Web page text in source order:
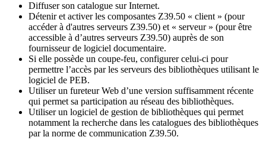
Diffuser son catalogue sur Internet.
Détenir et activer les composantes Z39.50 « client » (pour
accéder à d'autres serveurs Z39.50) et « serveur » (pour être
accessible à d’autres serveurs Z39.50) auprès de son
fournisseur de logiciel documentaire.
Si elle possède un coupe-feu, configurer celui-ci pour
permettre l’accès par les serveurs des bibliothèques utilisant le
logiciel de PEB.
Utiliser un fureteur Web d’une version suffisamment récente
qui permet sa participation au réseau des bibliothèques.
Utiliser un logiciel de gestion de bibliothèques qui permet
notamment la recherche dans les catalogues des bibliothèques
par la norme de communication Z39.50.